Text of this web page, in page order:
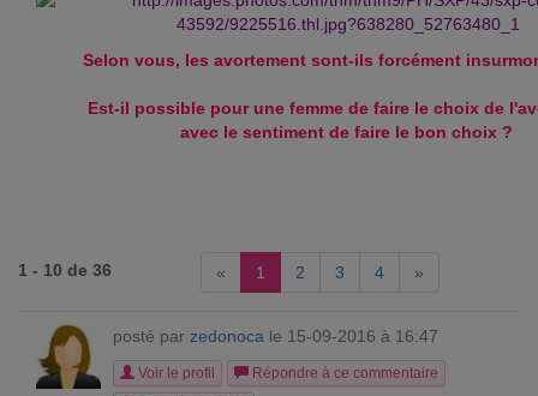
Selon vous, les avortement sont-ils forcément
Est-il possible pour une femme de faire le choix de
avec le sentiment de faire le bon choix ?
1 - 10 de 36 « 1 2 3 4 »
posté par zedonoca le 15-09-2016 à 16:47
Voir le profil
Répondre à ce commentaire